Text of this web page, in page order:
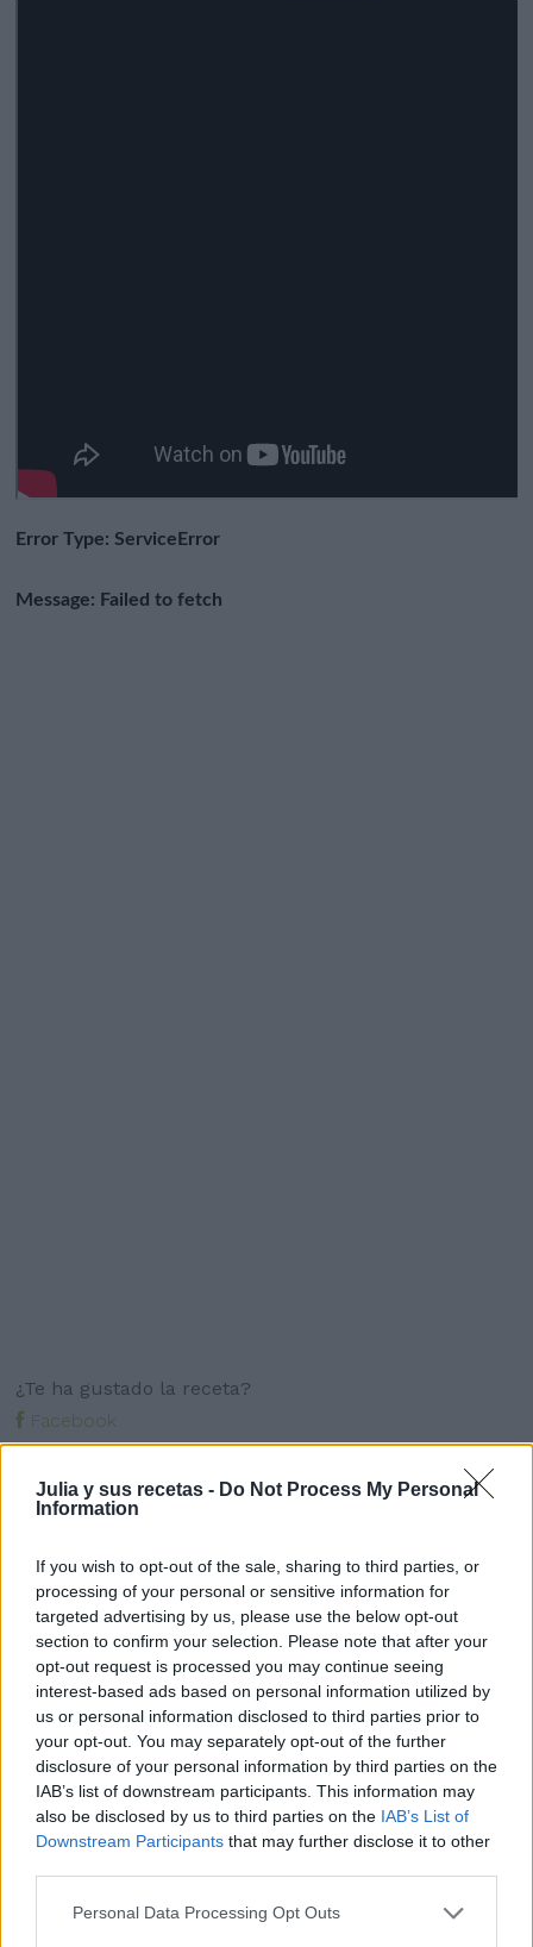
Julia y sus recetas - Do Not Process My Personal
Information
If you wish to opt-out of the sale, sharing to third parties, or
processing of your personal or sensitive information for
targeted advertising by us, please use the below opt-out
section to confirm your selection. Please note that after your
opt-out request is processed you may continue seeing
interest-based ads based on personal information utilized by
us or personal information disclosed to third parties prior to
your opt-out. You may separately opt-out of the further
disclosure of your personal information by third parties on the
IAB’s list of downstream participants. This information may
also be disclosed by us to third parties on the IAB’s List of
Downstream Participants that may further disclose it to other
Personal Data Processing Opt Outs
¿Te ha gustado la receta?
Facebook
Twitter
Pinea esta receta
Imprime esta receta
pinchos
Entrada más reciente Entrada antigua